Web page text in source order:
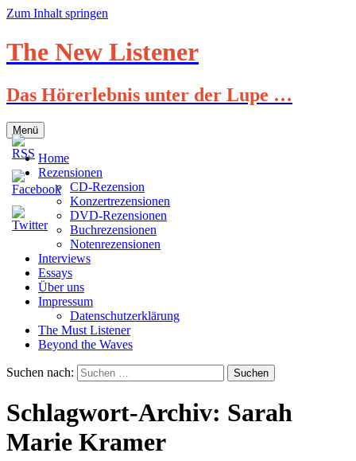
Zum Inhalt springen
The New Listener
Das Hörerlebnis unter der Lupe …
Menü
Home
Rezensionen
CD-Rezension
Konzertrezensionen
DVD-Rezensionen
Buchrezensionen
Notenrezensionen
Interviews
Essays
Über uns
Impressum
Datenschutzerklärung
The Must Listener
Beyond the Waves
Suchen nach:
Schlagwort-Archiv: Sarah
Marie Kramer